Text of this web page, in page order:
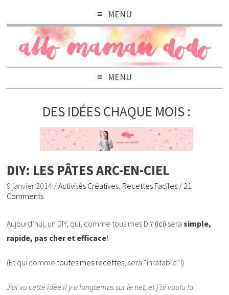
MENU
MENU
DES IDÉES CHAQUE MOIS :
DIY: LES PÂTES ARC-EN-CIEL
9 janvier 2014 /Activités Créatives Recettes Faciles / 21
Comments
Aujourd’hui, un DIY, qui, comme tous mes DIY (ici) sera simple,
rapide, pas cher et efficace!
(Et qui comme toutes mes recettes , sera “inratable”!)
J’ai vu cette idée il y a longtemps sur le net, et j’ai voulu la